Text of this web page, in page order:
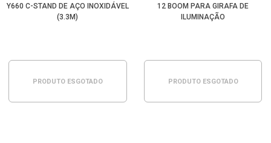
Y660 C-STAND DE AÇO INOXIDÁVEL
(3.3M)
PRODUTO ESGOTADO
12 BOOM PARA GIRAFA DE
ILUMINAÇÃO
PRODUTO ESGOTADO